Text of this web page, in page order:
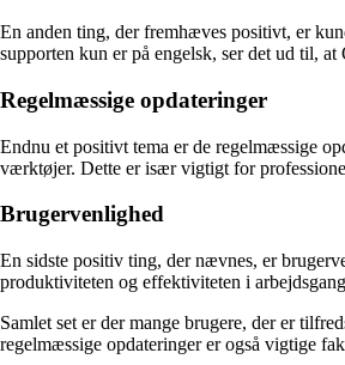
En anden ting, der fremhæves positivt, er
supporten kun er på engelsk, ser det ud til,
Regelmæssige opdateringer
Endnu et positivt tema er de regelmæssige
værktøjer. Dette er især vigtigt for
Brugervenlighed
En sidste positiv ting, der nævnes, er
produktiviteten og effektiviteten i
Samlet set er der mange brugere, der er
regelmæssige opdateringer er også vigtige